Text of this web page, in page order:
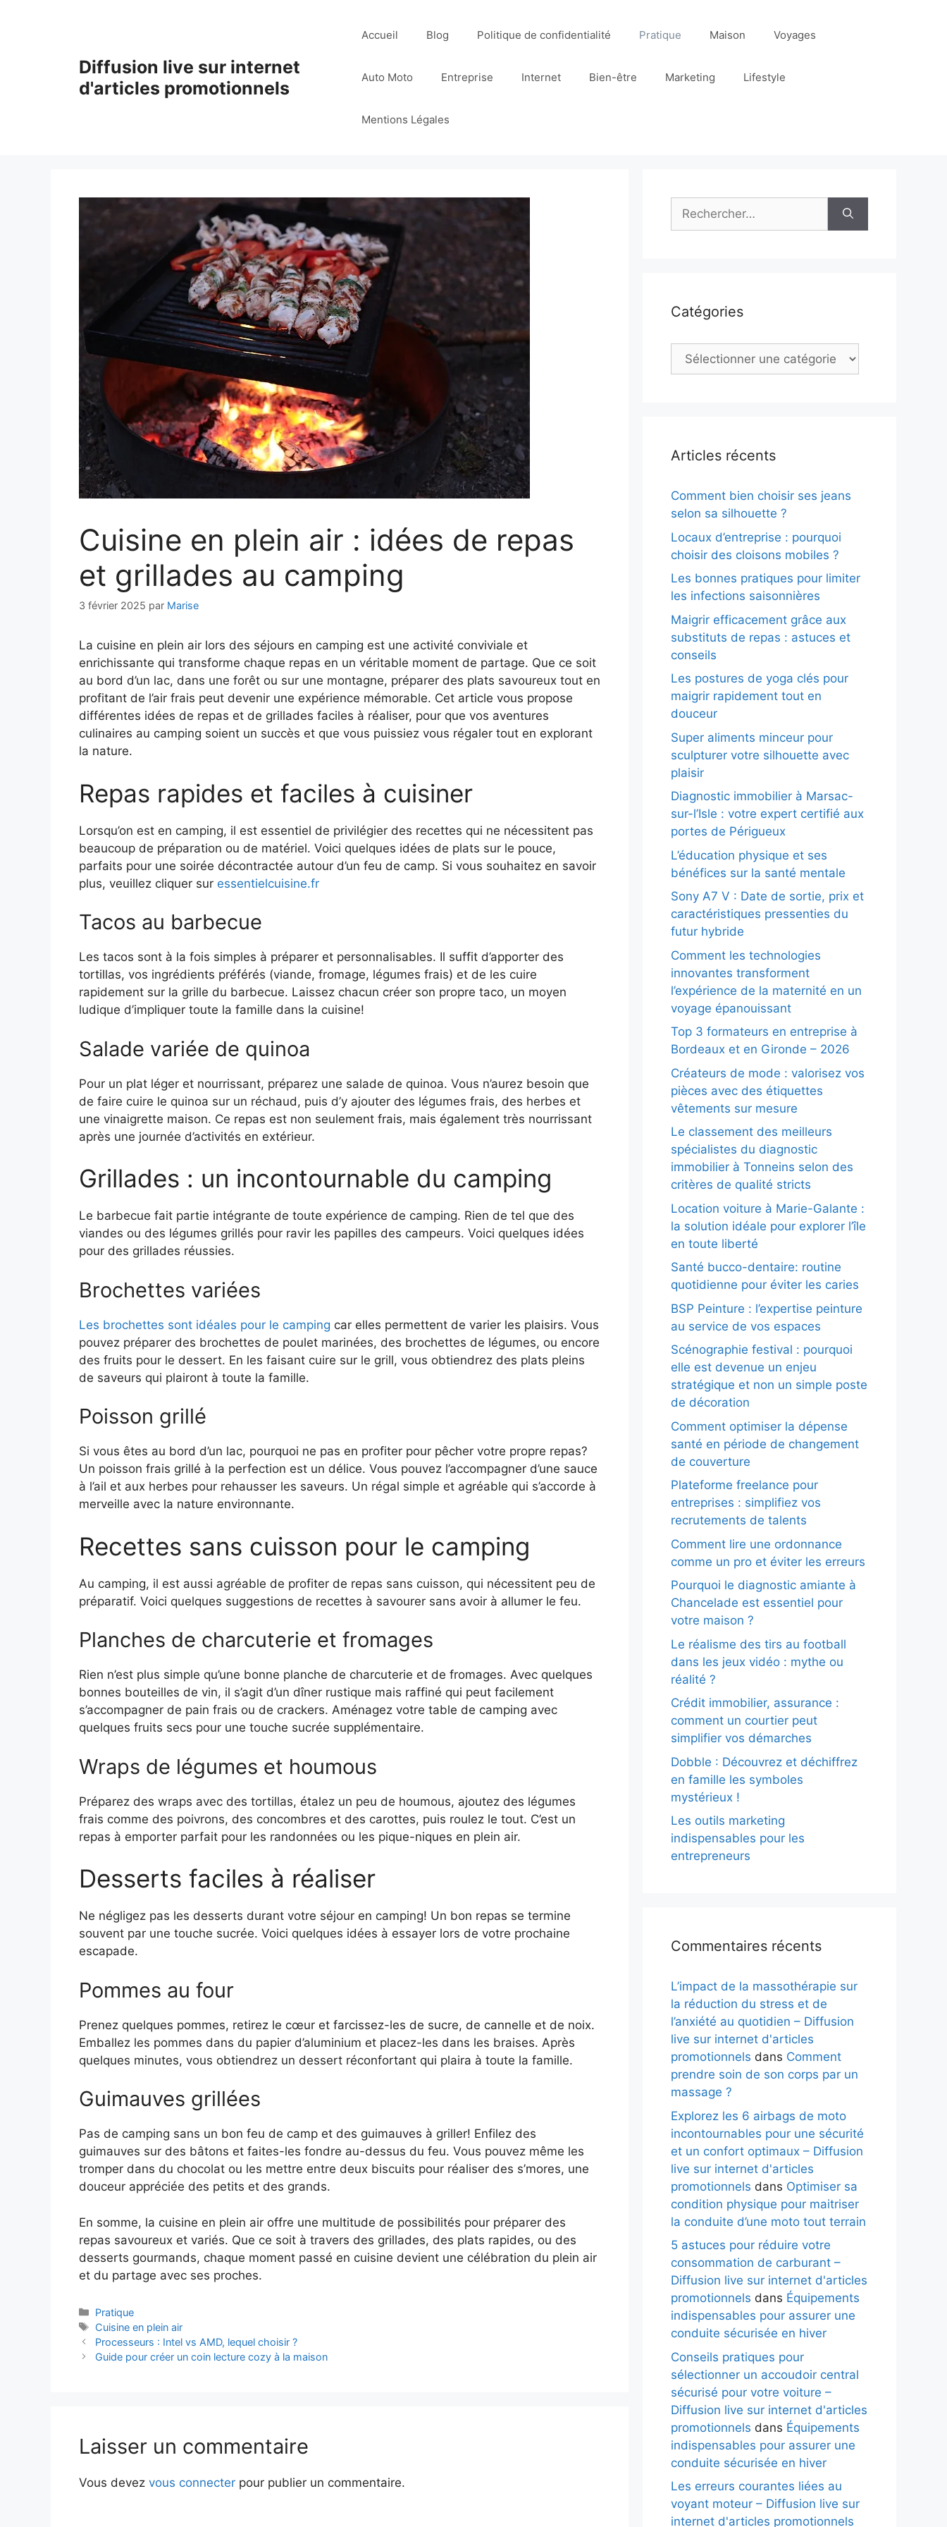
Diffusion live sur internet
d'articles promotionnels
Accueil Blog Politique de confidentialité Pratique Maison Voyages
Auto Moto Entreprise Internet Bien-être Marketing Lifestyle
Mentions Légales
Cuisine en plein air : idées de repas
et grillades au camping
3 février 2025 par Marise
La cuisine en plein air lors des séjours en camping est une activité conviviale et
enrichissante qui transforme chaque repas en un véritable moment de partage. Que ce soit
au bord d’un lac, dans une forêt ou sur une montagne, préparer des plats savoureux tout en
profitant de l’air frais peut devenir une expérience mémorable. Cet article vous propose
différentes idées de repas et de grillades faciles à réaliser, pour que vos aventures
culinaires au camping soient un succès et que vous puissiez vous régaler tout en explorant
la nature.
Repas rapides et faciles à cuisiner
Lorsqu’on est en camping, il est essentiel de privilégier des recettes qui ne nécessitent pas
beaucoup de préparation ou de matériel. Voici quelques idées de plats sur le pouce,
parfaits pour une soirée décontractée autour d’un feu de camp. Si vous souhaitez en savoir
plus, veuillez cliquer sur essentielcuisine.fr
Tacos au barbecue
Les tacos sont à la fois simples à préparer et personnalisables. Il suffit d’apporter des
tortillas, vos ingrédients préférés (viande, fromage, légumes frais) et de les cuire
rapidement sur la grille du barbecue. Laissez chacun créer son propre taco, un moyen
ludique d’impliquer toute la famille dans la cuisine!
Salade variée de quinoa
Pour un plat léger et nourrissant, préparez une salade de quinoa. Vous n’aurez besoin que
de faire cuire le quinoa sur un réchaud, puis d’y ajouter des légumes frais, des herbes et
une vinaigrette maison. Ce repas est non seulement frais, mais également très nourrissant
après une journée d’activités en extérieur.
Grillades : un incontournable du camping
Le barbecue fait partie intégrante de toute expérience de camping. Rien de tel que des
viandes ou des légumes grillés pour ravir les papilles des campeurs. Voici quelques idées
pour des grillades réussies.
Brochettes variées
Les brochettes sont idéales pour le camping car elles permettent de varier les plaisirs. Vous
pouvez préparer des brochettes de poulet marinées, des brochettes de légumes, ou encore
des fruits pour le dessert. En les faisant cuire sur le grill, vous obtiendrez des plats pleins
de saveurs qui plairont à toute la famille.
Poisson grillé
Si vous êtes au bord d’un lac, pourquoi ne pas en profiter pour pêcher votre propre repas?
Un poisson frais grillé à la perfection est un délice. Vous pouvez l’accompagner d’une sauce
à l’ail et aux herbes pour rehausser les saveurs. Un régal simple et agréable qui s’accorde à
merveille avec la nature environnante.
Recettes sans cuisson pour le camping
Au camping, il est aussi agréable de profiter de repas sans cuisson, qui nécessitent peu de
préparatif. Voici quelques suggestions de recettes à savourer sans avoir à allumer le feu.
Planches de charcuterie et fromages
Rien n’est plus simple qu’une bonne planche de charcuterie et de fromages. Avec quelques
bonnes bouteilles de vin, il s’agit d’un dîner rustique mais raffiné qui peut facilement
s’accompagner de pain frais ou de crackers. Aménagez votre table de camping avec
quelques fruits secs pour une touche sucrée supplémentaire.
Wraps de légumes et houmous
Préparez des wraps avec des tortillas, étalez un peu de houmous, ajoutez des légumes
frais comme des poivrons, des concombres et des carottes, puis roulez le tout. C’est un
repas à emporter parfait pour les randonnées ou les pique-niques en plein air.
Desserts faciles à réaliser
Ne négligez pas les desserts durant votre séjour en camping! Un bon repas se termine
souvent par une touche sucrée. Voici quelques idées à essayer lors de votre prochaine
escapade.
Pommes au four
Prenez quelques pommes, retirez le cœur et farcissez-les de sucre, de cannelle et de noix.
Emballez les pommes dans du papier d’aluminium et placez-les dans les braises. Après
quelques minutes, vous obtiendrez un dessert réconfortant qui plaira à toute la famille.
Guimauves grillées
Pas de camping sans un bon feu de camp et des guimauves à griller! Enfilez des
guimauves sur des bâtons et faites-les fondre au-dessus du feu. Vous pouvez même les
tromper dans du chocolat ou les mettre entre deux biscuits pour réaliser des s’mores, une
douceur appréciée des petits et des grands.
En somme, la cuisine en plein air offre une multitude de possibilités pour préparer des
repas savoureux et variés. Que ce soit à travers des grillades, des plats rapides, ou des
desserts gourmands, chaque moment passé en cuisine devient une célébration du plein air
et du partage avec ses proches.
Catégories
Pratique
Étiquettes
Cuisine en plein air
Processeurs : Intel vs AMD, lequel choisir ?
Guide pour créer un coin lecture cozy à la maison
Laisser un commentaire
Vous devez vous connecter pour publier un commentaire.
Rechercher :
Catégories
Catégories
Articles récents
Comment bien choisir ses jeans
selon sa silhouette ?
Locaux d’entreprise : pourquoi
choisir des cloisons mobiles ?
Les bonnes pratiques pour limiter
les infections saisonnières
Maigrir efficacement grâce aux
substituts de repas : astuces et
conseils
Les postures de yoga clés pour
maigrir rapidement tout en
douceur
Super aliments minceur pour
sculpturer votre silhouette avec
plaisir
Diagnostic immobilier à Marsac-
sur-l’Isle : votre expert certifié aux
portes de Périgueux
L’éducation physique et ses
bénéfices sur la santé mentale
Sony A7 V : Date de sortie, prix et
caractéristiques pressenties du
futur hybride
Comment les technologies
innovantes transforment
l’expérience de la maternité en un
voyage épanouissant
Top 3 formateurs en entreprise à
Bordeaux et en Gironde – 2026
Créateurs de mode : valorisez vos
pièces avec des étiquettes
vêtements sur mesure
Le classement des meilleurs
spécialistes du diagnostic
immobilier à Tonneins selon des
critères de qualité stricts
Location voiture à Marie-Galante :
la solution idéale pour explorer l’île
en toute liberté
Santé bucco-dentaire: routine
quotidienne pour éviter les caries
BSP Peinture : l’expertise peinture
au service de vos espaces
Scénographie festival : pourquoi
elle est devenue un enjeu
stratégique et non un simple poste
de décoration
Comment optimiser la dépense
santé en période de changement
de couverture
Plateforme freelance pour
entreprises : simplifiez vos
recrutements de talents
Comment lire une ordonnance
comme un pro et éviter les erreurs
Pourquoi le diagnostic amiante à
Chancelade est essentiel pour
votre maison ?
Le réalisme des tirs au football
dans les jeux vidéo : mythe ou
réalité ?
Crédit immobilier, assurance :
comment un courtier peut
simplifier vos démarches
Dobble : Découvrez et déchiffrez
en famille les symboles
mystérieux !
Les outils marketing
indispensables pour les
entrepreneurs
Commentaires récents
L’impact de la massothérapie sur
la réduction du stress et de
l’anxiété au quotidien – Diffusion
live sur internet d'articles
promotionnels dans Comment
prendre soin de son corps par un
massage ?
Explorez les 6 airbags de moto
incontournables pour une sécurité
et un confort optimaux – Diffusion
live sur internet d'articles
promotionnels dans Optimiser sa
condition physique pour maitriser
la conduite d’une moto tout terrain
5 astuces pour réduire votre
consommation de carburant –
Diffusion live sur internet d'articles
promotionnels dans Équipements
indispensables pour assurer une
conduite sécurisée en hiver
Conseils pratiques pour
sélectionner un accoudoir central
sécurisé pour votre voiture –
Diffusion live sur internet d'articles
promotionnels dans Équipements
indispensables pour assurer une
conduite sécurisée en hiver
Les erreurs courantes liées au
voyant moteur – Diffusion live sur
internet d'articles promotionnels